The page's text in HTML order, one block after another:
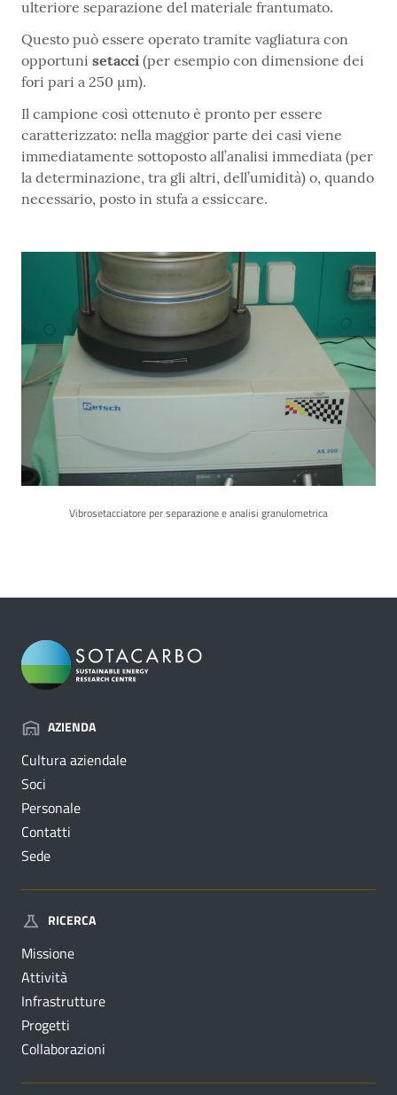
ulteriore separazione del materiale frantumato.
Questo può essere operato tramite vagliatura con
opportuni setacci (per esempio con dimensione dei
fori pari a 250 µm).
Il campione così ottenuto è pronto per essere
caratterizzato: nella maggior parte dei casi viene
immediatamente sottoposto all’analisi immediata (per
la determinazione, tra gli altri, dell’umidità) o, quando
necessario, posto in stufa a essiccare.
Vibrosetacciatore per separazione e analisi granulometrica
AZIENDA
Cultura aziendale
Soci
Personale
Contatti
Sede
RICERCA
Missione
Attività
Infrastrutture
Progetti
Collaborazioni